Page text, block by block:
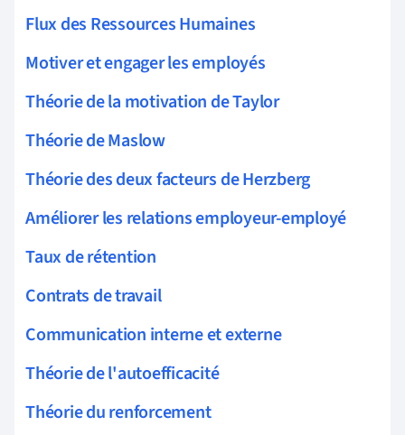
Flux des Ressources Humaines
Motiver et engager les employés
Théorie de la motivation de Taylor
Théorie de Maslow
Théorie des deux facteurs de Herzberg
Améliorer les relations employeur-employé
Taux de rétention
Contrats de travail
Communication interne et externe
Théorie de l'autoefficacité
Théorie du renforcement